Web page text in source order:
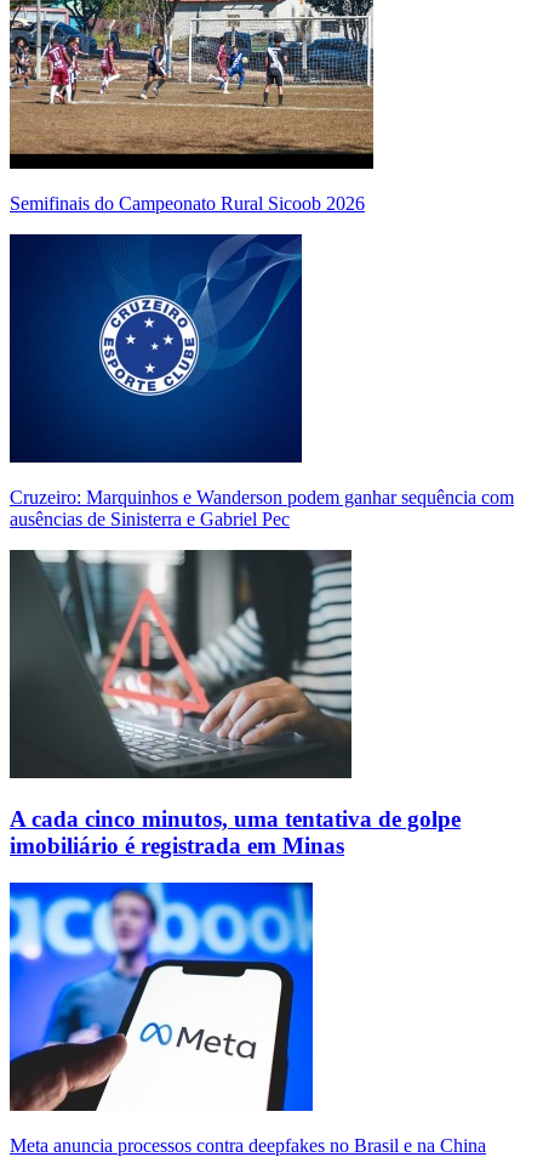
Semifinais do Campeonato Rural Sicoob 2026
Cruzeiro: Marquinhos e Wanderson podem ganhar sequência com
ausências de Sinisterra e Gabriel Pec
A cada cinco minutos, uma tentativa de golpe
imobiliário é registrada em Minas
Meta anuncia processos contra deepfakes no Brasil e na China